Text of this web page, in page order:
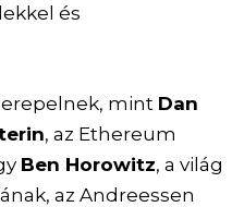
és
mint Dan
, az Ethereum
Ben Horowitz, a világ
az Andreessen